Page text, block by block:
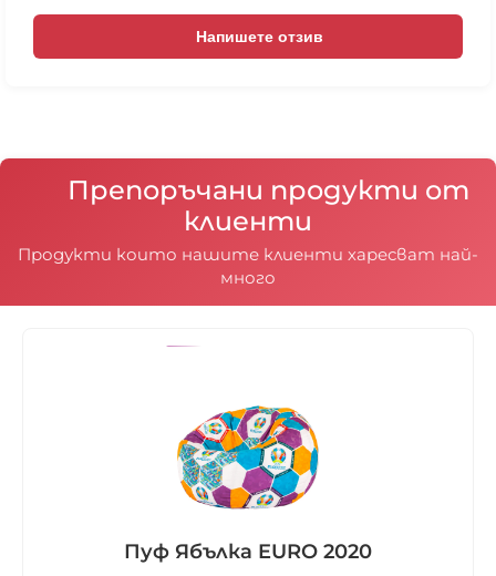
Напишете отзив
Препоръчани продукти от
клиенти
Продукти които нашите клиенти харесват най-
много
Пуф Ябълка EURO 2020